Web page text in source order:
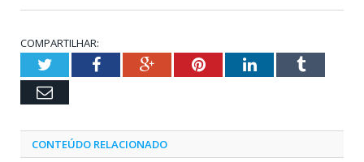
COMPARTILHAR:
TwitterFacebookGoogle+PinterestLinkedInTumblr
Email
CONTEÚDO RELACIONADO